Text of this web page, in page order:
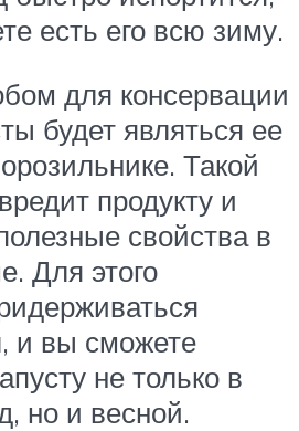
есть его всю зиму.
для консервации
будет являться ее
Такой
продукту и
свойства в
Для этого
и вы сможете
не только в
но и весной.